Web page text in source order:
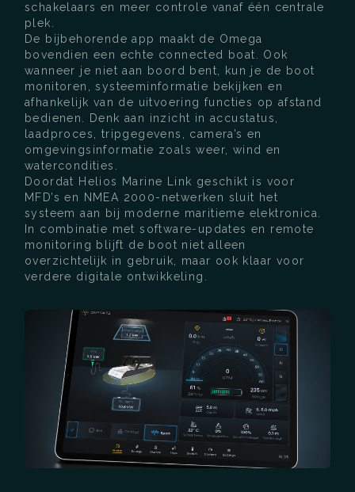
schakelaars en meer controle vanaf één centrale
plek.
De bijbehorende app maakt de Omega
bovendien een echte connected boat. Ook
wanneer je niet aan boord bent, kun je de boot
monitoren, systeeminformatie bekijken en
afhankelijk van de uitvoering functies op afstand
bedienen. Denk aan inzicht in accustatus,
laadproces, tripgegevens, camera’s en
omgevingsinformatie zoals weer, wind en
watercondities.
Doordat Helios Marine Link geschikt is voor
MFD’s en NMEA 2000-netwerken sluit het
systeem aan bij moderne maritieme elektronica.
In combinatie met software-updates en remote
monitoring blijft de boot niet alleen
overzichtelijk in gebruik, maar ook klaar voor
verdere digitale ontwikkeling.